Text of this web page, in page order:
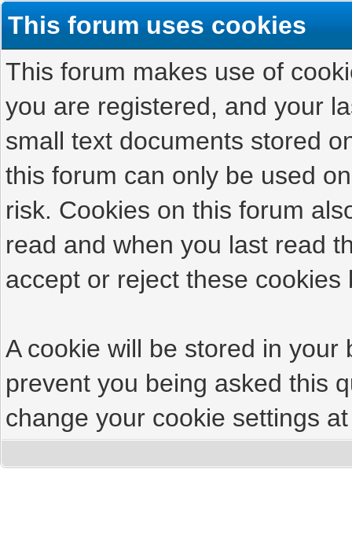
This forum uses cookies
This forum makes use of
you are registered, and your
small text documents stored
this forum can only be used
risk. Cookies on this forum
read and when you last read
accept or reject these cookies
A cookie will be stored in
prevent you being asked this
change your cookie settings